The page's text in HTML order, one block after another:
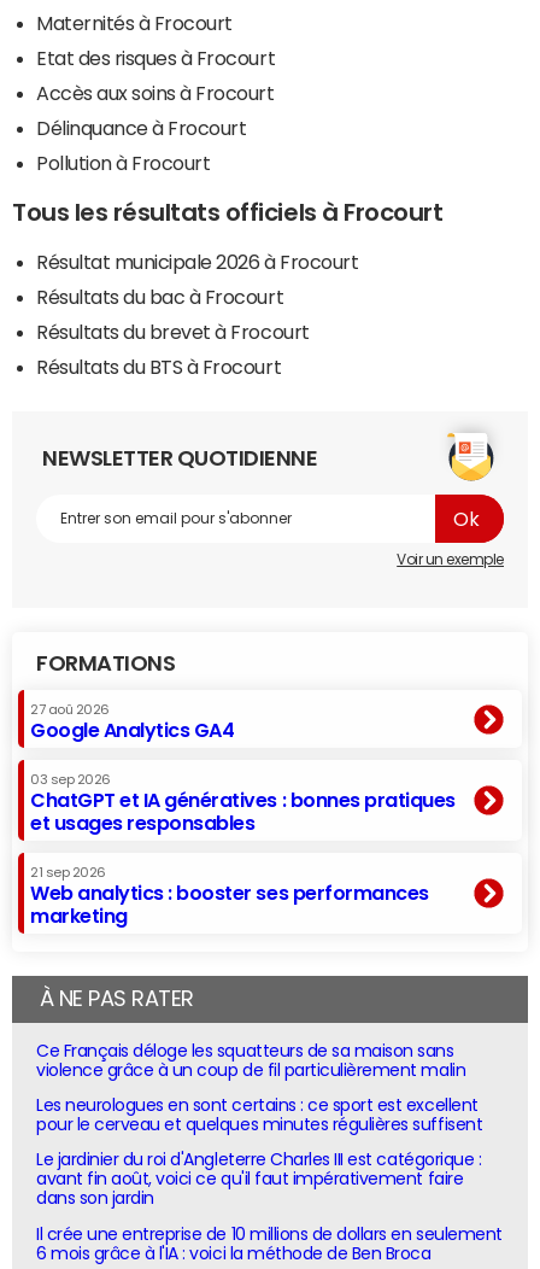
Maternités à Frocourt
Etat des risques à Frocourt
Accès aux soins à Frocourt
Délinquance à Frocourt
Pollution à Frocourt
Tous les résultats officiels à Frocourt
Résultat municipale 2026 à Frocourt
Résultats du bac à Frocourt
Résultats du brevet à Frocourt
Résultats du BTS à Frocourt
NEWSLETTER QUOTIDIENNE
Voir un exemple
FORMATIONS
27 aoû 2026
Google Analytics GA4
03 sep 2026
ChatGPT et IA génératives : bonnes pratiques
et usages responsables
21 sep 2026
Web analytics : booster ses performances
marketing
À NE PAS RATER
Ce Français déloge les squatteurs de sa maison sans
violence grâce à un coup de fil particulièrement malin
Les neurologues en sont certains : ce sport est excellent
pour le cerveau et quelques minutes régulières suffisent
Le jardinier du roi d'Angleterre Charles III est catégorique :
avant fin août, voici ce qu'il faut impérativement faire
dans son jardin
Il crée une entreprise de 10 millions de dollars en seulement
6 mois grâce à l'IA : voici la méthode de Ben Broca